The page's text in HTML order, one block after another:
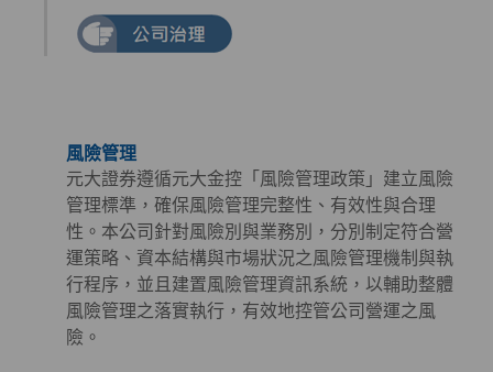
風險管理
元大證券遵循元大金控「風險管理政策」建立風險
管理標準，確保風險管理完整性、有效性與合理
性。本公司針對風險別與業務別，分別制定符合營
運策略、資本結構與市場狀況之風險管理機制與執
行程序，並且建置風險管理資訊系統，以輔助整體
風險管理之落實執行，有效地控管公司營運之風
險。